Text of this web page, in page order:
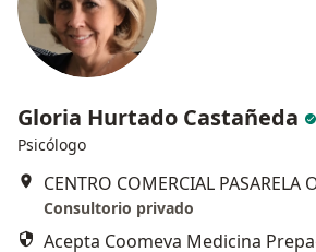
Gloria Hurtado Castañeda
Psicólogo
Consultorio privado
Acepta Coomeva Medicina